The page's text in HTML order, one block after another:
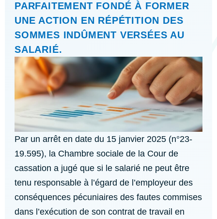
PARFAITEMENT FONDÉ À FORMER
UNE ACTION EN RÉPÉTITION DES
SOMMES INDÛMENT VERSÉES AU
SALARIÉ.
Par un arrêt en date du 15 janvier 2025 (n°23-
19.595), la Chambre sociale de la Cour de
cassation a jugé que si le salarié ne peut être
tenu responsable à l’égard de l’employeur des
conséquences pécuniaires des fautes commises
dans l’exécution de son contrat de travail en